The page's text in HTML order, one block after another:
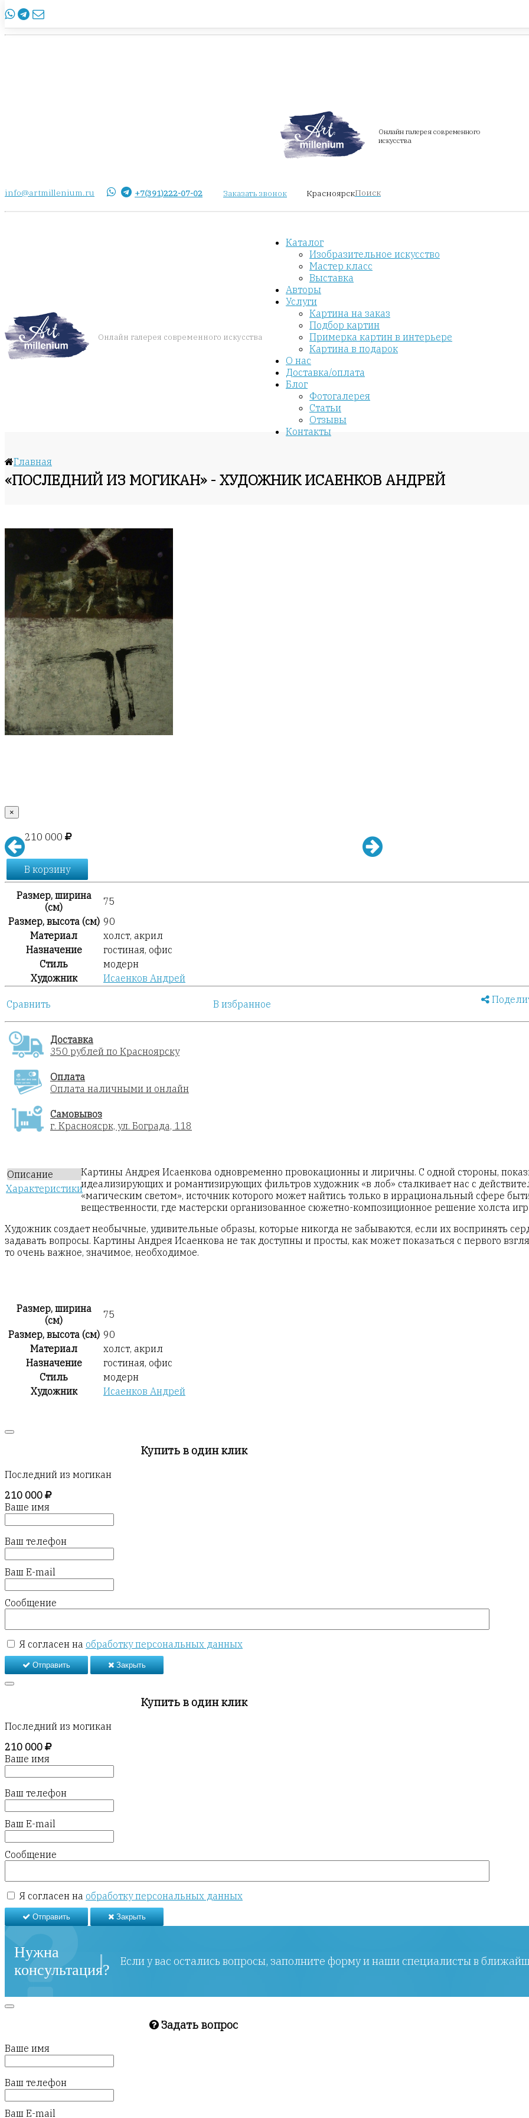
info@artmillenium.ru
Онлайн галерея современного
искусства
info@artmillenium.ru +7(391)222-07-02 Заказать звонок КрасноярскПоиск
Онлайн галерея современного искусства
Каталог
Изобразительное искусство
Мастер класс
Выставка
Авторы
Услуги
Картина на заказ
Подбор картин
Примерка картин в интерьере
Картина в подарок
О нас
Доставка/оплата
Блог
Фотогалерея
Статьи
Отзывы
Контакты
Главная
«ПОСЛЕДНИЙ ИЗ МОГИКАН» - ХУДОЖНИК ИСАЕНКОВ АНДРЕЙ
×
210 000
В корзину
Размер, ширина
(см)
75
Размер, высота (см) 90
Материал
холст, акрил
Назначение
гостиная, офис
Стиль
модерн
Художник
Исаенков Андрей
Сравнить В избранное
Доставка
350 рублей по Красноярску
Оплата
Оплата наличными и онлайн
Самовывоз
г. Красноясрк, ул. Бограда, 118
Описание
Характеристики
Картины Андрея Исаенкова одновременно провокационны и лиричны. С одной стороны,
идеализирующих и романтизирующих фильтров художник «в лоб» сталкивает нас с
«магическим светом», источник которого может найтись только в иррациональный сфере
вещественности, где мастерски организованное сюжетно-композиционное решение холста
Художник создает необычные, удивительные образы, которые никогда не забываются, если их воспринять
задавать вопросы. Картины Андрея Исаенкова не так доступны и просты, как может показаться с первого
то очень важное, значимое, необходимое.
Размер, ширина
(см)
75
Размер, высота (см) 90
Материал
холст, акрил
Назначение
гостиная, офис
Стиль
модерн
Художник
Исаенков Андрей
Купить в один клик
Последний из могикан
210 000
Ваше имя
Ваш телефон
Ваш E-mail
Сообщение
Я согласен на обработку персональных данных
Отправить Закрыть
Купить в один клик
Последний из могикан
210 000
Ваше имя
Ваш телефон
Ваш E-mail
Сообщение
Я согласен на обработку персональных данных
Отправить Закрыть
Нужна
консультация?
Если у вас остались вопросы, заполните форму и наши специалисты в
Задать вопрос
Ваше имя
Ваш телефон
Ваш E-mail